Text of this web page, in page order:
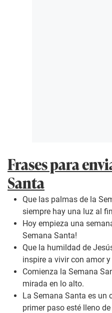
Frases para
Santa
Que las palmas de la
siempre hay una luz al
Hoy empieza una
Semana Santa!
Que la humildad de
inspire a vivir con amor
Comienza la Semana
mirada en lo alto.
La Semana Santa es un
primer paso esté lleno